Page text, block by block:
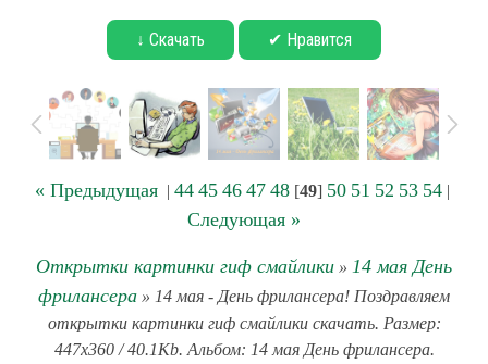
↓ Скачать ✔ Нравится
« Предыдущая| 44 45 46 47 48[49] 50 51 52 53 54|
Следующая »
Открытки картинки гиф смайлики » 14 мая День
фрилансера » 14 мая - День фрилансера! Поздравляем
открытки картинки гиф смайлики скачать. Размер:
447x360 / 40.1Kb. Альбом: 14 мая День фрилансера.